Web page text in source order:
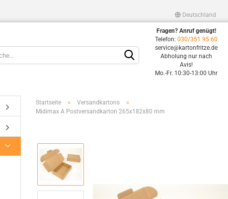
Deutschland
Fragen? Anruf genügt!
Telefon:030/351 95 60
service@kartonfritze.de
Abholung nur nach
Avis!
Mo.-Fr. 10:30-13:00 Uhr
Startseite » Versandkartons »
Midimax A Postversandkarton 265x182x80 mm